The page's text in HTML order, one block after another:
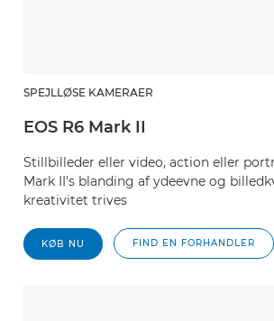
SPEJLLØSE KAMERAER
EOS R6 Mark II
Stillbilleder eller video, action eller
Mark II's blanding af ydeevne og
kreativitet trives
KØB NU FIND EN FORHANDLER